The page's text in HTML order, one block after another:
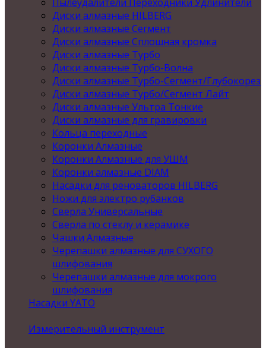
Диски алмазные HILBERG
Диски алмазные Сегмент
Диски алмазные Сплошная кромка
Диски алмазные Турбо
Диски алмазные Турбо-Волна
Диски алмазные Турбо-Сегмент/Глубокорез
Диски алмазные Турбо/Сегмент Лайт
Диски алмазные Ультра Тонкие
Диски алмазные для гравировки
Кольца переходные
Коронки Алмазные
Коронки Алмазные для УШМ
Коронки алмазные DIAM
Насадки для реноваторов HILBERG
Ножи для электро рубанков
Сверла Универсальные
Сверла по стеклу и керамике
Чашки Алмазные
Черепашки алмазные для СУХОГО
шлифования
Черепашки алмазные для мокрого
шлифования
Насадки YATO
Измерительный инструмент